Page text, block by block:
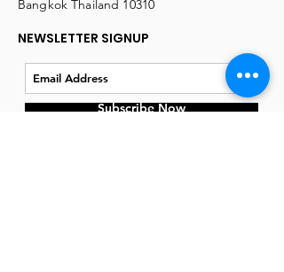
Bangkok Thailand 10310
NEWSLETTER SIGNUP
Subscribe Now